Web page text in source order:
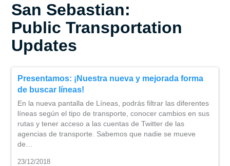
San Sebastian:
Public Transportation
Updates
Presentamos: ¡Nuestra nueva y mejorada forma
de buscar líneas!
En la nueva pantalla de Líneas, podrás filtrar las diferentes
líneas según el tipo de transporte, conocer cambios en sus
rutas y tener acceso a las cuentas de Twitter de las
agencias de transporte. Sabemos que nadie se mueve
de…
23/12/2018